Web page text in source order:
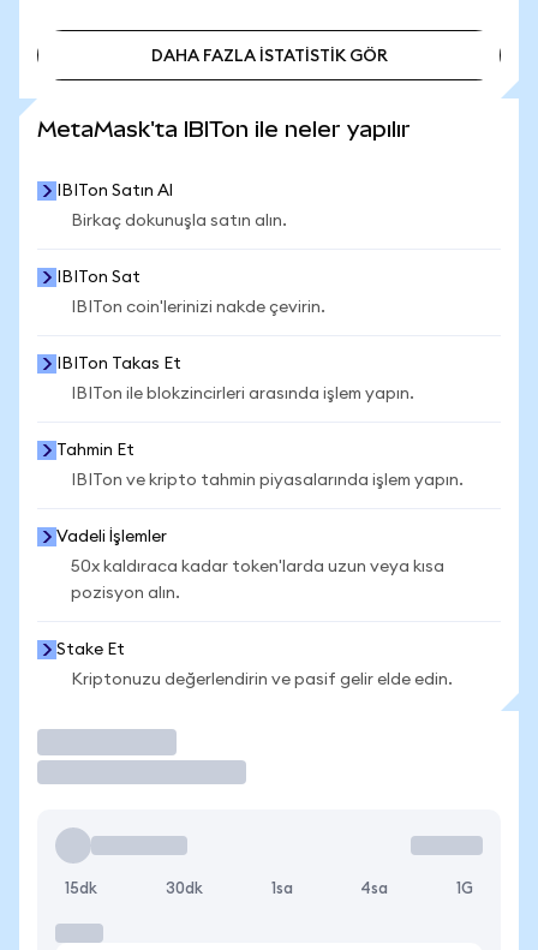
DAHA FAZLA İSTATİSTİK GÖR
MetaMask'ta IBITon ile neler yapılır
IBITon Satın Al
Birkaç dokunuşla satın alın.
IBITon Sat
IBITon coin'lerinizi nakde çevirin.
IBITon Takas Et
IBITon ile blokzincirleri arasında işlem yapın.
Tahmin Et
IBITon ve kripto tahmin piyasalarında işlem yapın.
Vadeli İşlemler
50x kaldıraca kadar token'larda uzun veya kısa
pozisyon alın.
Stake Et
Kriptonuzu değerlendirin ve pasif gelir elde edin.
15dk 30dk 1sa 4sa 1G